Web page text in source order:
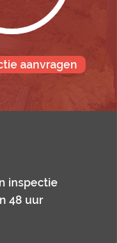
aanvragen
inspectie
48 uur